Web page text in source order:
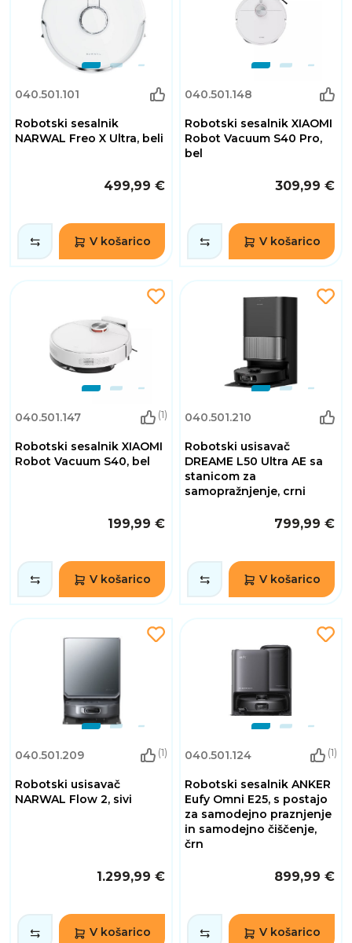
040.501.101
Robotski sesalnik
NARWAL Freo X Ultra, beli
499,99 €
V košarico
040.501.148
Robotski sesalnik XIAOMI
Robot Vacuum S40 Pro,
bel
309,99 €
V košarico
040.501.147 (1)
Robotski sesalnik XIAOMI
Robot Vacuum S40, bel
199,99 €
V košarico
040.501.210
Robotski usisavač
DREAME L50 Ultra AE sa
stanicom za
samopražnjenje, crni
799,99 €
V košarico
040.501.209 (1)
Robotski usisavač
NARWAL Flow 2, sivi
1.299,99 €
V košarico
040.501.124 (1)
Robotski sesalnik ANKER
Eufy Omni E25, s postajo
za samodejno praznjenje
in samodejno čiščenje,
črn
899,99 €
V košarico